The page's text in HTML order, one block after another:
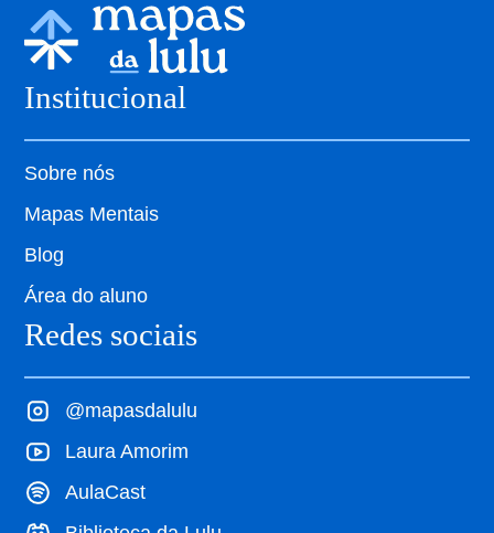
Institucional
Sobre nós
Mapas Mentais
Blog
Área do aluno
Redes sociais
@mapasdalulu
Laura Amorim
AulaCast